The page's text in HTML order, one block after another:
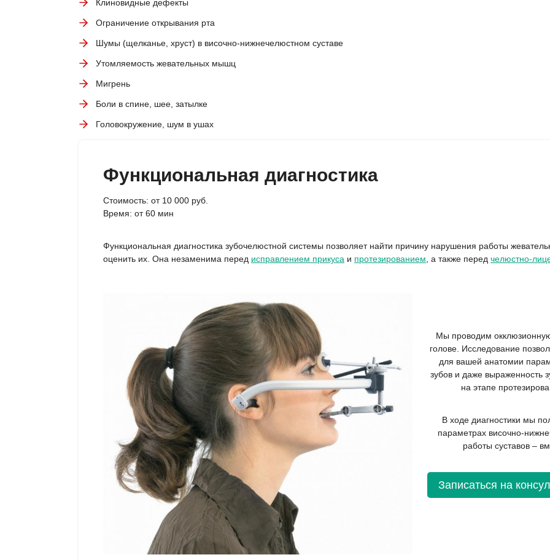
Клиновидные дефекты
Ограничение открывания рта
Шумы (щелканье, хруст) в височно-нижнечелюстном суставе
Утомляемость жевательных мышц
Мигрень
Боли в спине, шее, затылке
Головокружение, шум в ушах
Функциональная диагностика
Стоимость: от 10 000 руб.
Время: от 60 мин
Функциональная диагностика зубочелюстной системы позволяет найти причину нарушения работы
оценить их. Она незаменима перед исправлением прикуса и протезированием, а также перед челюстно-
Мы проводим
голове. Исследование
для вашей анатомии
зубов и даже выраженность
на этапе
В ходе диагностики мы
параметрах височно-
работы суставов –
Записаться на